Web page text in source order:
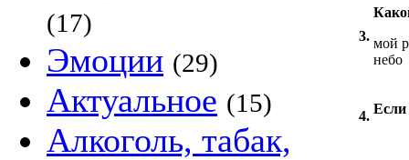
(17)
Эмоции (29)
Актуальное (15)
Алкоголь, табак,
3. мой
небо
4. Если